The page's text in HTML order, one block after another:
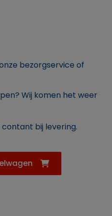
bezorgservice of
Wij komen het weer
contant bij levering.